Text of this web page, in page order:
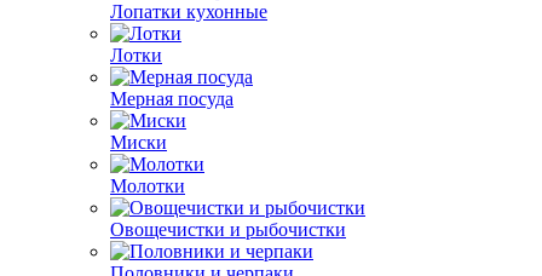
Лопатки кухонные
Лотки
Мерная посуда
Миски
Молотки
Овощечистки и рыбочистки